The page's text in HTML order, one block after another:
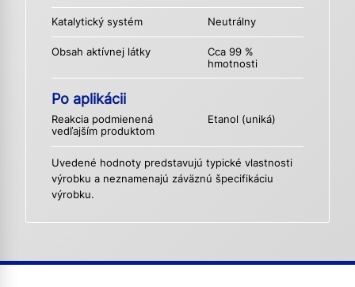
Katalytický systém Neutrálny
Obsah aktívnej látky
Cca 99 %
hmotnosti
Po aplikácii
Reakcia podmienená
vedľajším produktom
Etanol (uniká)
Uvedené hodnoty predstavujú typické vlastnosti
výrobku a neznamenajú záväznú špecifikáciu
výrobku.